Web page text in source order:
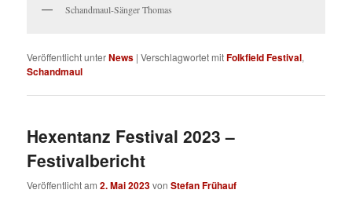
Schandmaul-Sänger Thomas
Veröffentlicht unterNews |Verschlagwortet mitFolkfield Festival,
Schandmaul
Hexentanz Festival 2023 –
Festivalbericht
Veröffentlicht am2. Mai 2023vonStefan Frühauf